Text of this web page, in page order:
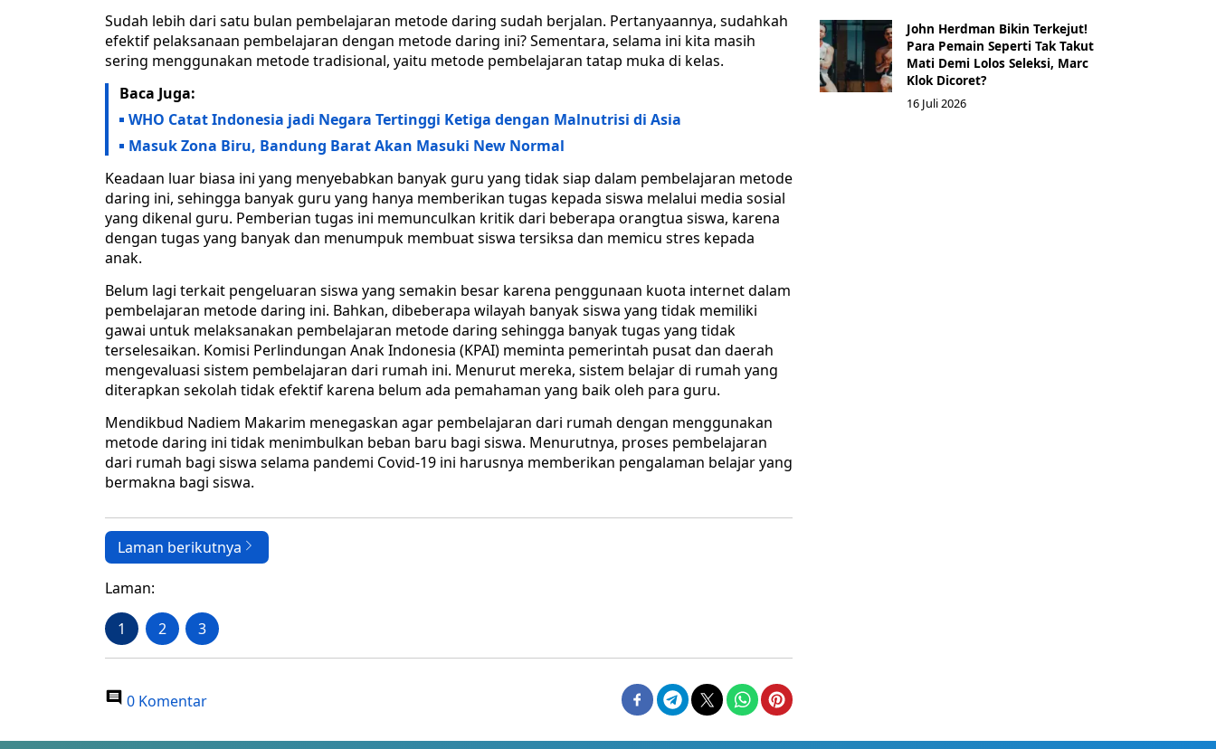
Sudah lebih dari satu bulan pembelajaran metode daring sudah berjalan. Pertanyaannya, sudahkah
efektif pelaksanaan pembelajaran dengan metode daring ini? Sementara, selama ini kita masih
sering menggunakan metode tradisional, yaitu metode pembelajaran tatap muka di kelas.
Baca Juga:
WHO Catat Indonesia jadi Negara Tertinggi Ketiga dengan Malnutrisi di Asia
Masuk Zona Biru, Bandung Barat Akan Masuki New Normal
Keadaan luar biasa ini yang menyebabkan banyak guru yang tidak siap dalam pembelajaran metode
daring ini, sehingga banyak guru yang hanya memberikan tugas kepada siswa melalui media sosial
yang dikenal guru. Pemberian tugas ini memunculkan kritik dari beberapa orangtua siswa, karena
dengan tugas yang banyak dan menumpuk membuat siswa tersiksa dan memicu stres kepada
anak.
Belum lagi terkait pengeluaran siswa yang semakin besar karena penggunaan kuota internet dalam
pembelajaran metode daring ini. Bahkan, dibeberapa wilayah banyak siswa yang tidak memiliki
gawai untuk melaksanakan pembelajaran metode daring sehingga banyak tugas yang tidak
terselesaikan. Komisi Perlindungan Anak Indonesia (KPAI) meminta pemerintah pusat dan daerah
mengevaluasi sistem pembelajaran dari rumah ini. Menurut mereka, sistem belajar di rumah yang
diterapkan sekolah tidak efektif karena belum ada pemahaman yang baik oleh para guru.
Mendikbud Nadiem Makarim menegaskan agar pembelajaran dari rumah dengan menggunakan
metode daring ini tidak menimbulkan beban baru bagi siswa. Menurutnya, proses pembelajaran
dari rumah bagi siswa selama pandemi Covid-19 ini harusnya memberikan pengalaman belajar yang
bermakna bagi siswa.
Laman berikutnya
Laman:
1 2 3
0 Komentar
John Herdman Bikin Terkejut!
Para Pemain Seperti Tak Takut
Mati Demi Lolos Seleksi, Marc
Klok Dicoret?
16 Juli 2026